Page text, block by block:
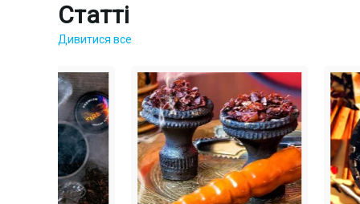
Статті
Дивитися все